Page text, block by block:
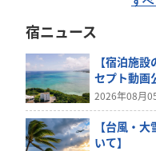
宿ニュース
【宿泊施
セプト動画
2026年08月
【台風・
いて】